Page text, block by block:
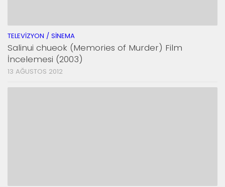
TELEVIZYON / SINEMA
Salinui chueok (Memories of Murder) Film
İncelemesi (2003)
13 AĞUSTOS 2012